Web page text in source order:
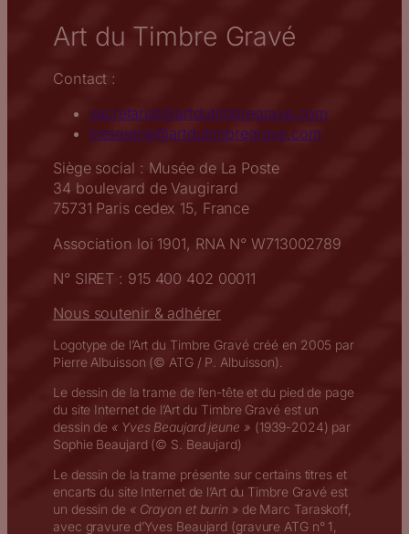
Art du Timbre Gravé
Contact :
secretariat@artdutimbregrave.com
tresorerie@artdutimbregrave.com
Siège social : Musée de La Poste
34 boulevard de Vaugirard
75731 Paris cedex 15, France
Association loi 1901, RNA N° W713002789
N° SIRET : 915 400 402 00011
Nous soutenir & adhérer
Logotype de l’Art du Timbre Gravé créé en 2005 par
Pierre Albuisson (© ATG / P. Albuisson).
Le dessin de la trame de l’en-tête et du pied de page
du site Internet de l’Art du Timbre Gravé est un
dessin de « Yves Beaujard jeune » (1939-2024) par
Sophie Beaujard (© S. Beaujard)
Le dessin de la trame présente sur certains titres et
encarts du site Internet de l’Art du Timbre Gravé est
un dessin de « Crayon et burin » de Marc Taraskoff,
avec gravure d’Yves Beaujard (gravure ATG n° 1,